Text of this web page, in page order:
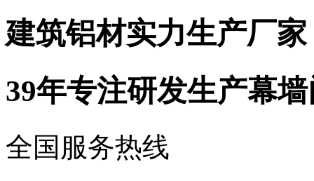
建筑铝材实力生产厂家
39年专注研发生产幕
全国服务热线